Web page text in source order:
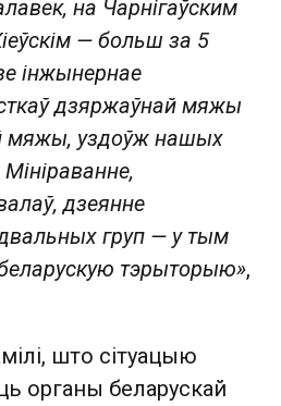
на Чарнігаўским
— больш за 5
інжынернае
дзяржаўнай мяжы
мяжы, уздоўж нашых
дзеянне
груп — у тым
тэрыторыю»,
што сітуацыю
органы беларускай